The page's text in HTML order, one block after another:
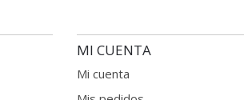
MI CUENTA
Mi cuenta